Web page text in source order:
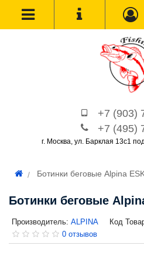
+7 (903)
+7 (495)
г. Москва, ул. Барклая 13с1
Ботинки беговые Alpina
Ботинки беговые
Производитель: ALPINA Код
0 отзывов